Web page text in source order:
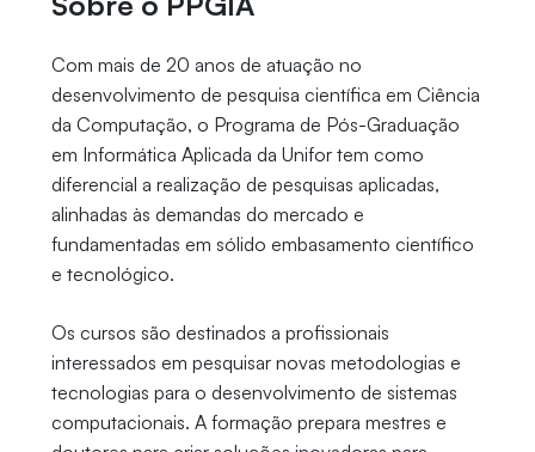
Com mais de 20 anos de atuação no
desenvolvimento de pesquisa científica em Ciência
da Computação, o Programa de Pós-Graduação
em Informática Aplicada da Unifor tem como
diferencial a realização de pesquisas aplicadas,
alinhadas às demandas do mercado e
fundamentadas em sólido embasamento científico
e tecnológico.
Os cursos são destinados a profissionais
interessados em pesquisar novas metodologias e
tecnologias para o desenvolvimento de sistemas
computacionais. A formação prepara mestres e